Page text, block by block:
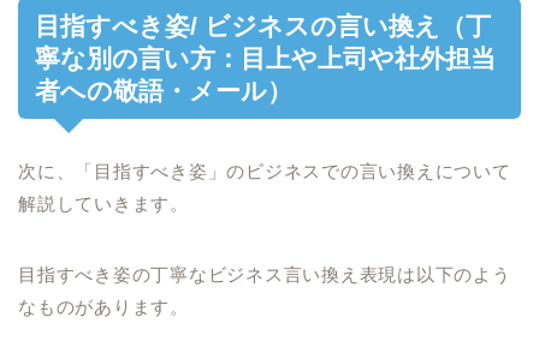
目指すべき姿/ ビジネスの言い換え（丁
寧な別の言い方：目上や上司や社外担当
者への敬語・メール）
次に、「目指すべき姿」のビジネスでの言い換えについて
解説していきます。
目指すべき姿の丁寧なビジネス言い換え表現は以下のよう
なものがあります。